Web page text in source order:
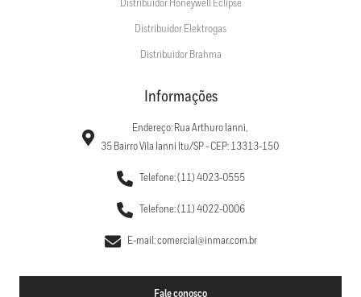
Distribuidor Honeywell Eclipse
Distribuidor Elektrogas
Distribuidor Brahma
Informações
Endereço: Rua Arthuro Ianni,
35 Bairro Vila Ianni Itu/SP - CEP: 13313-150
Telefone: (11) 4023-0555
Telefone: (11) 4022-0006
E-mail: comercial@inmar.com.br
Fale conosco